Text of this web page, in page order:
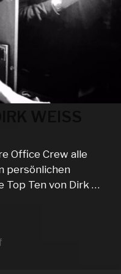
Office Crew alle
persönlichen
Top Ten von Dirk …